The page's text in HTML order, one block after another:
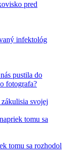
svojej
tomu sa rozhodol